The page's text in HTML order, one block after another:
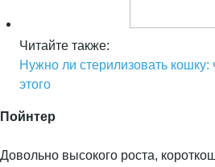
Читайте также:
Нужно ли стерилизовать кошку:
этого
Пойнтер
Довольно высокого роста,